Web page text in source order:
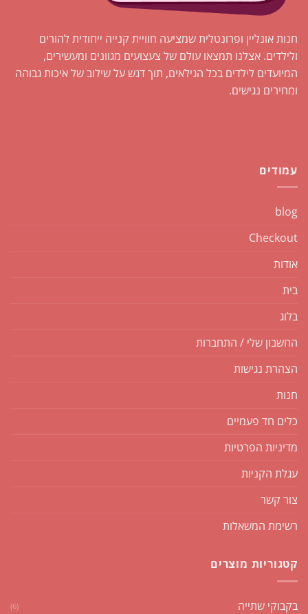
חנות אונליין ופרונטלית שמציעה חוויית קנייה ייחודית להורים
ולילדים. אצלנו תמצאו עולם של צעצועים מגוונים ומעשירים,
המיועדים לילדים בכל הגילאים, תוך דגש על שילוב של איכות גבוהה
ומחירים נגישים.
עמודים
blog
Checkout
אודות
בית
בלוג
החשבון שלי / התחברות
הצהרת נגישות
חנות
כלים חד פעמיים
מדיניות הפרטיות
עגלת הקניות
צור קשר
רשימת המשאלות
קטגוריות מוצרים
בקבוקי שתייה (6)